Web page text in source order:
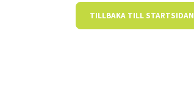
TILLBAKA TILL STARTSIDAN